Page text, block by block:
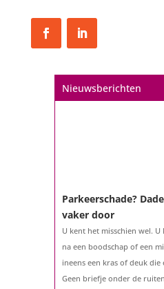
Nieuwsberichten
Een hypotheek na
zeker mogelijkheden
Misschien denkt u na over
of het benutten van uw
Parkeerschade?
vaker door
U kent het misschien wel. U
na een boodschap of een